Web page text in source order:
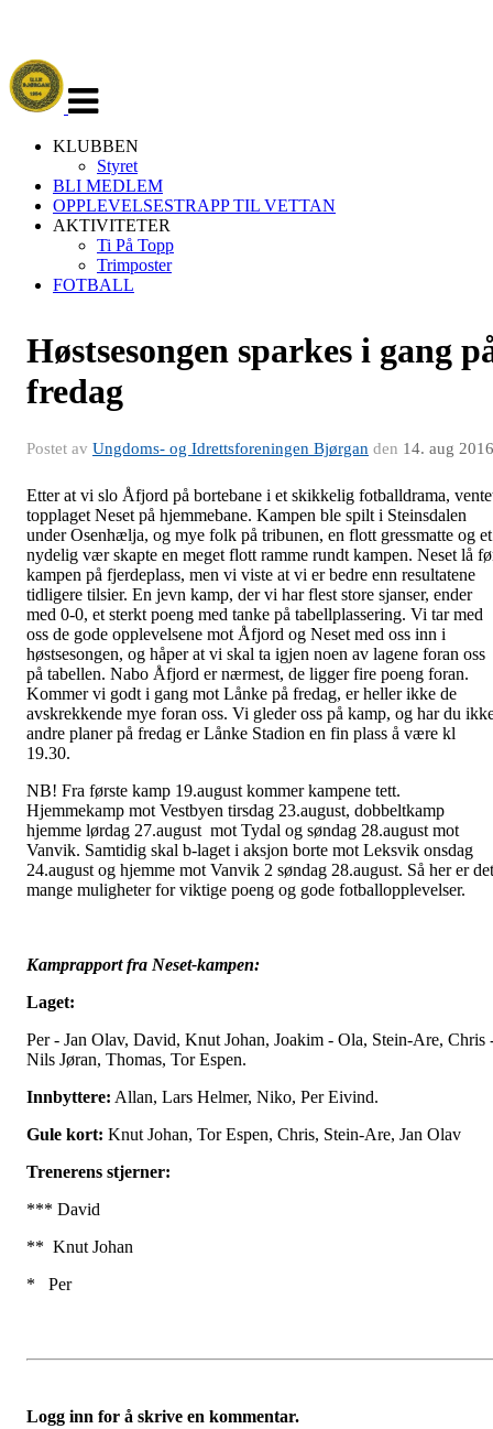
navigasjon
KLUBBEN
Styret
BLI MEDLEM
OPPLEVELSESTRAPP TIL VETTAN
AKTIVITETER
Ti På Topp
Trimposter
FOTBALL
Høstsesongen sparkes i gang
fredag
Postet av Ungdoms- og Idrettsforeningen Bjørgan den 14. aug 2016
Etter at vi slo Åfjord på bortebane i et skikkelig fotballdrama,
topplaget Neset på hjemmebane. Kampen ble spilt i Steinsdalen
under Osenhælja, og mye folk på tribunen, en flott gressmatte og et
nydelig vær skapte en meget flott ramme rundt kampen. Neset lå
kampen på fjerdeplass, men vi viste at vi er bedre enn resultatene
tidligere tilsier. En jevn kamp, der vi har flest store sjanser, ender
med 0-0, et sterkt poeng med tanke på tabellplassering. Vi tar med
oss de gode opplevelsene mot Åfjord og Neset med oss inn i
høstsesongen, og håper at vi skal ta igjen noen av lagene foran oss
på tabellen. Nabo Åfjord er nærmest, de ligger fire poeng foran.
Kommer vi godt i gang mot Lånke på fredag, er heller ikke de
avskrekkende mye foran oss. Vi gleder oss på kamp, og har du
andre planer på fredag er Lånke Stadion en fin plass å være kl
19.30.
NB! Fra første kamp 19.august kommer kampene tett.
Hjemmekamp mot Vestbyen tirsdag 23.august, dobbeltkamp
hjemme lørdag 27.august mot Tydal og søndag 28.august mot
Vanvik. Samtidig skal b-laget i aksjon borte mot Leksvik onsdag
24.august og hjemme mot Vanvik 2 søndag 28.august. Så her er det
mange muligheter for viktige poeng og gode fotballopplevelser.
Kamprapport fra Neset-kampen:
Laget:
Per - Jan Olav, David, Knut Johan, Joakim - Ola, Stein-Are, Chris
Nils Jøran, Thomas, Tor Espen.
Innbyttere: Allan, Lars Helmer, Niko, Per Eivind.
Gule kort: Knut Johan, Tor Espen, Chris, Stein-Are, Jan Olav
Trenerens stjerner:
*** David
** Knut Johan
* Per
Logg inn for å skrive en kommentar.